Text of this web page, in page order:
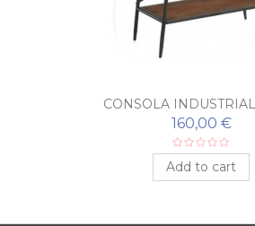
CONSOLA
160,00 €
Add to cart